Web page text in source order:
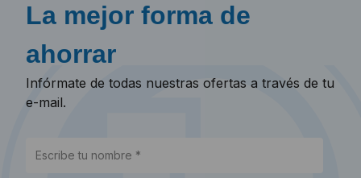
La mejor forma de
ahorrar
Infórmate de todas nuestras ofertas a través de tu
e-mail.